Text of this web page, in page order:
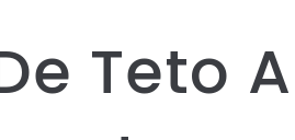
Teto